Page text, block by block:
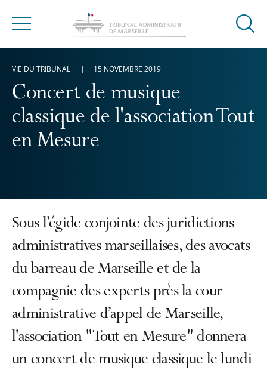
Menu
Ouvrir
Concert de musique
classique de l'association Tout
en Mesure
VIE DU TRIBUNAL 15 NOVEMBRE 2019
Sous l’égide conjointe des juridictions
administratives marseillaises, des avocats
du barreau de Marseille et de la
compagnie des experts près la cour
administrative d’appel de Marseille,
l'association "Tout en Mesure" donnera
un concert de musique classique le lundi